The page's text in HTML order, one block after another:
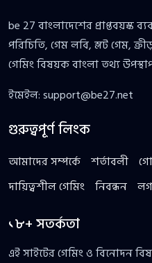
be 27 বাংলাদেশের প্রাপ্তবয়স্ক
পরিচিতি, গেম লবি, স্লট গেম,
গেমিং বিষয়ক বাংলা তথ্য
ইমেইল:support@be27.net
গুরুত্বপূর্ণ লিংক
আমাদের সম্পর্কে শর্তাবলী
দায়িত্বশীল গেমিং নিবন্ধন
১৮+ সতর্কতা
এই সাইটের গেমিং ও বিনোদন